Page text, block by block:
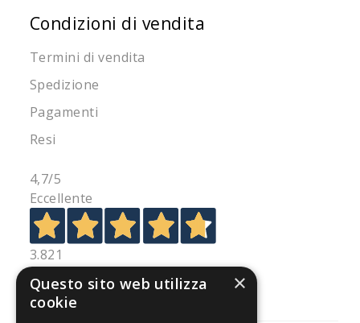
Condizioni di vendita
Termini di vendita
Spedizione
Pagamenti
Resi
4,7/5
Eccellente
3.821
Recensioni
×
Questo sito web utilizza
cookie